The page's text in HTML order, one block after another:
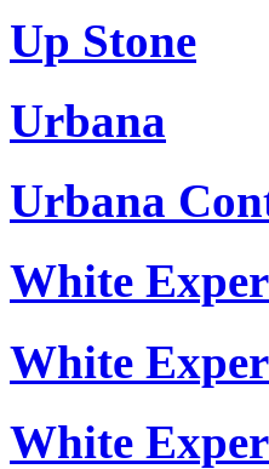
Up Stone
Urbana
Urbana
White
White
White